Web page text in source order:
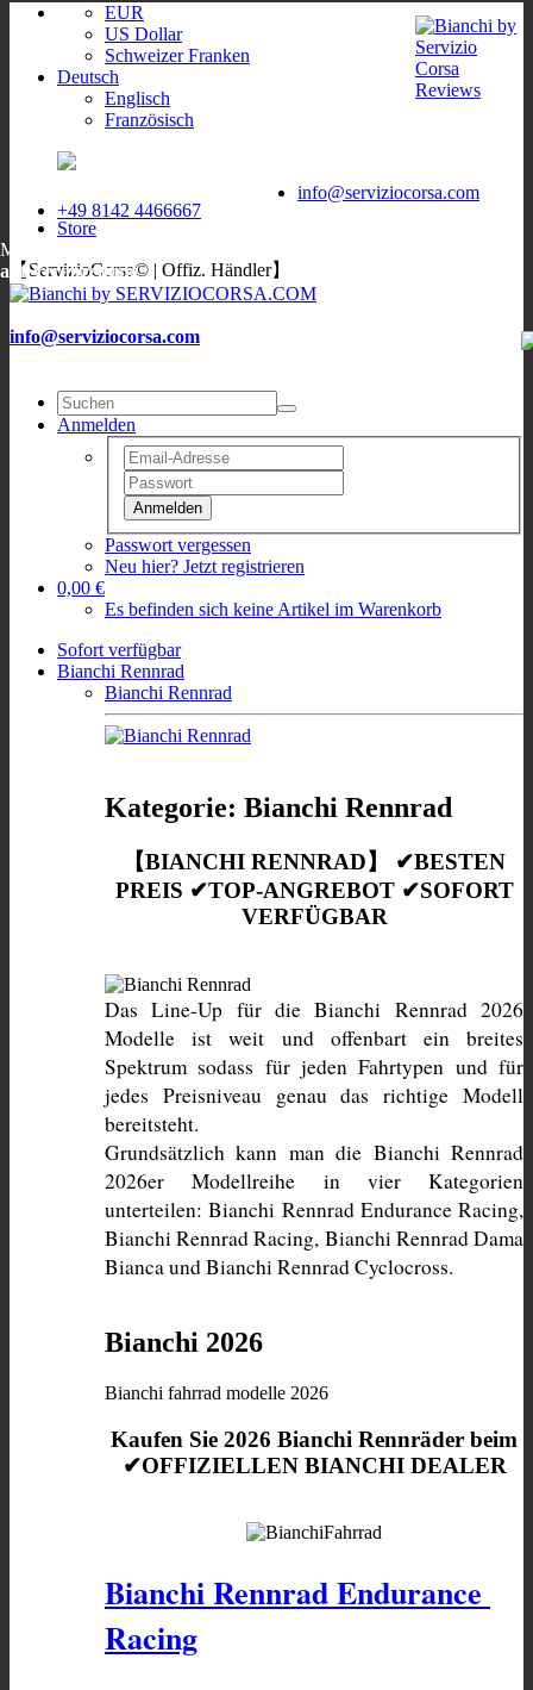
EUR
US Dollar
Schweizer Franken
Deutsch
Englisch
Französisch
info@serviziocorsa.com
+49 8142 4466667
Store
Mo, Di, Do, Fr:
auf Verabredung
【ServizioCorsa© | Offiz. Händler】
info@serviziocorsa.com
Anmelden
Anmelden
Passwort vergessen
Neu hier? Jetzt registrieren
0,00 €
Es befinden sich keine Artikel im Warenkorb
Sofort verfügbar
Bianchi Rennrad
Bianchi Rennrad
Kategorie: Bianchi Rennrad
【BIANCHI RENNRAD】 ✔BESTEN
PREIS ✔TOP-ANGREBOT ✔SOFORT
VERFÜGBAR
Das Line-Up für die Bianchi Rennrad 2026
Modelle ist weit und offenbart ein breites
Spektrum sodass für jeden Fahrtypen und für
jedes Preisniveau genau das richtige Modell
bereitsteht.
Grundsätzlich kann man die Bianchi Rennrad
2026er Modellreihe in vier Kategorien
unterteilen: Bianchi Rennrad Endurance Racing,
Bianchi Rennrad Racing, Bianchi Rennrad Dama
Bianca und Bianchi Rennrad Cyclocross.
Bianchi 2026
Bianchi fahrrad modelle 2026
Kaufen Sie 2026 Bianchi Rennräder beim
✔OFFIZIELLEN BIANCHI DEALER
Bianchi Rennrad Endurance
Racing